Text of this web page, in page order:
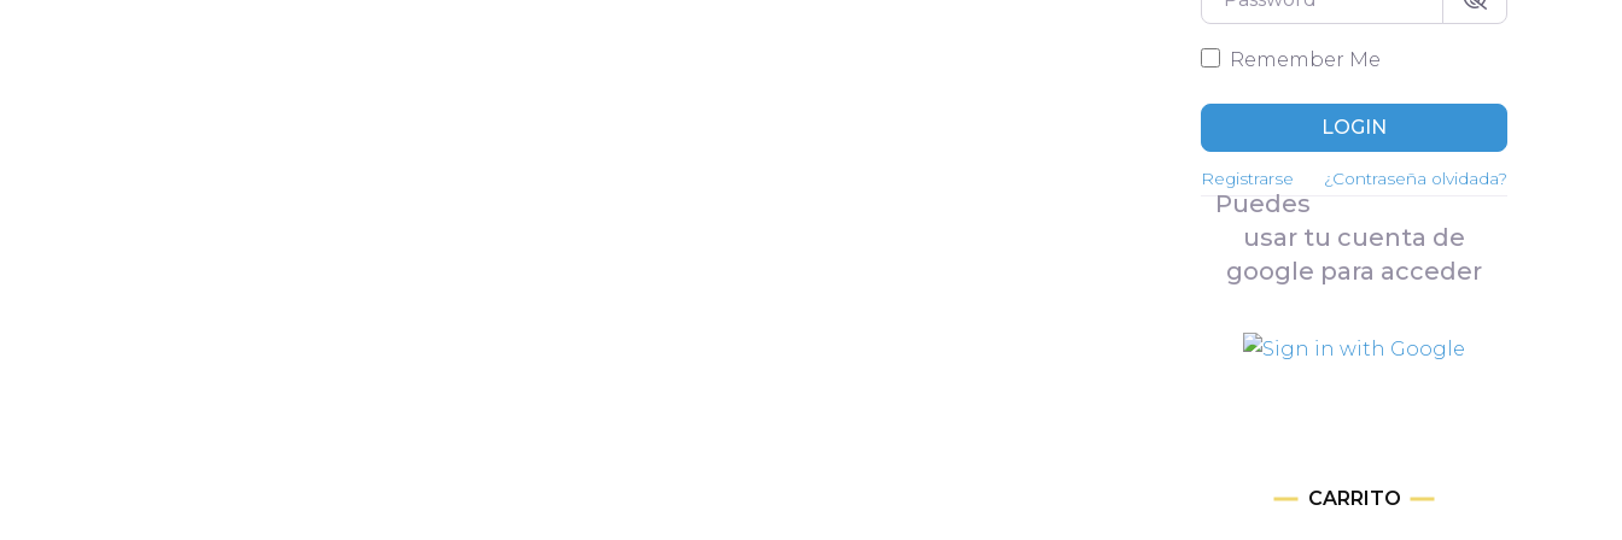
Perfil de cliente
Remember Me
LOGIN
Registrarse ¿Contraseña olvidada?
Puedes
usar tu cuenta de
google para acceder
CARRITO